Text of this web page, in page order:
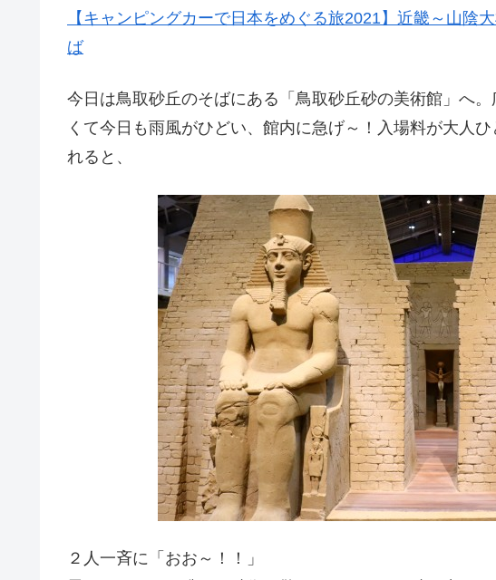
【キャンピングカーで日本をめぐる旅2021】近畿～山
ば
今日は鳥取砂丘のそばにある「鳥取砂丘砂の美術館」へ
くて今日も雨風がひどい、館内に急げ～！入場料が大人
れると、
２人一斉に「おお～！！」